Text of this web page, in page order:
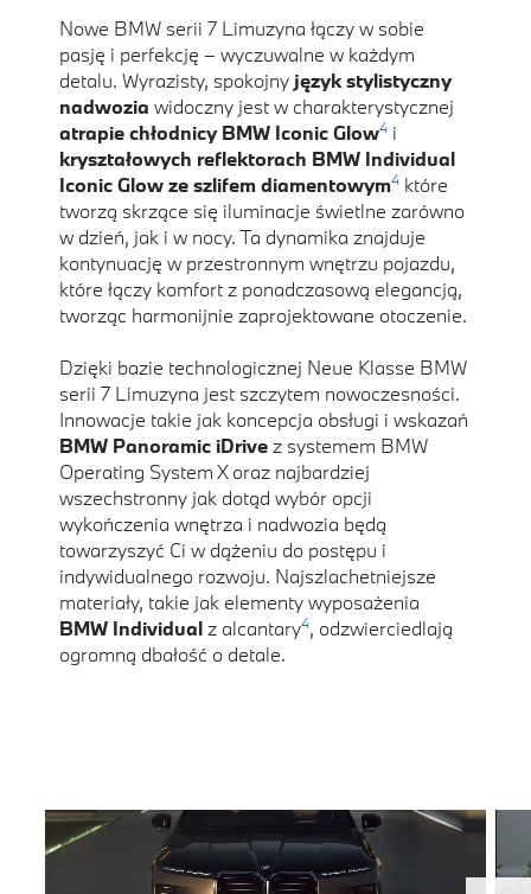
Nowe BMW serii 7 Limuzyna łączy w sobie
pasję i perfekcję – wyczuwalne w każdym
detalu. Wyrazisty, spokojny język stylistyczny
nadwozia widoczny jest w charakterystycznej
atrapie chłodnicy BMW Iconic Glow4 i
kryształowych reflektorach BMW Individual
Iconic Glow ze szlifem diamentowym4 które
tworzą skrzące się iluminacje świetlne zarówno
w dzień, jak i w nocy. Ta dynamika znajduje
kontynuację w przestronnym wnętrzu pojazdu,
które łączy komfort z ponadczasową elegancją,
tworząc harmonijnie zaprojektowane otoczenie.
Dzięki bazie technologicznej Neue Klasse BMW
serii 7 Limuzyna jest szczytem nowoczesności.
Innowacje takie jak koncepcja obsługi i wskazań
BMW Panoramic iDrivez systemem BMW
Operating System X oraz najbardziej
wszechstronny jak dotąd wybór opcji
wykończenia wnętrza i nadwozia będą
towarzyszyć Ci w dążeniu do postępu i
indywidualnego rozwoju. Najszlachetniejsze
materiały, takie jak elementy wyposażenia
BMW Individualz alcantary4, odzwierciedlają
ogromną dbałość o detale.